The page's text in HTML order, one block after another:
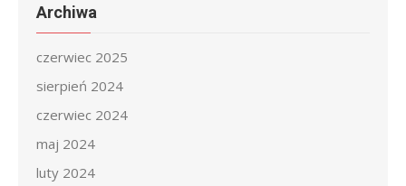
Archiwa
czerwiec 2025
sierpień 2024
czerwiec 2024
maj 2024
luty 2024